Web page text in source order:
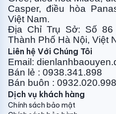
Casper, điều hòa
Việt Nam.
Địa Chỉ Trụ Sở: Số 86
Thành Phố Hà Nội, Việt
Liên hệ Với Chúng Tôi
Email:
Bán lẻ : 0938.341.898
Bán buôn : 0932.020.998
Dịch vụ khách hàng
Chính sách bảo mật